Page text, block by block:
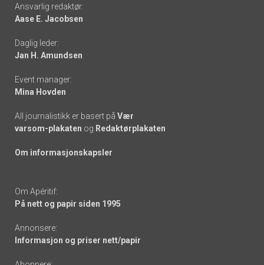
-
links
Ansvarlig redaktør:
Aase E. Jacobsen
Daglig leder:
Jan H. Amundsen
Event manager:
Mina Hovden
All journalistikk er basert på Vær
varsom-plakaten og Redaktørplakaten
Om informasjonskapsler
Om Apéritif:
På nett og papir siden 1995
Annonsere:
Informasjon og priser nett/papir